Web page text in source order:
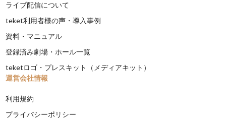
ライブ配信について
teket利用者様の声・導入事例
資料・マニュアル
登録済み劇場・ホール一覧
teketロゴ・プレスキット（メディアキット）
運営会社情報
利用規約
プライバシーポリシー